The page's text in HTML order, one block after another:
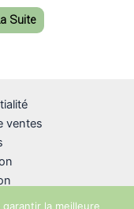
Suite
ventes
la meilleure